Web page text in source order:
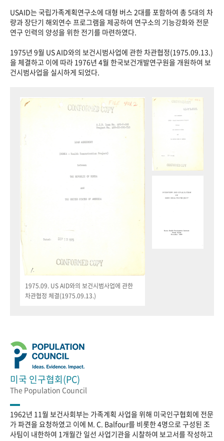
USAID는 국립가족계획연구소에 대형 버스 2대를 포함하여 총 5대의 차
량과 장단기 해외연수 프로그램을 제공하여 연구소의 기능강화와 전문
연구 인력의 양성을 위한 전기를 마련하였다.
1975년 9월 US AID와의 보건시범사업에 관한 차관협정(1975.09.13.)
을 체결하고 이에 따라 1976년 4월 한국보건개발연구원을 개원하여 보
건시범사업을 실시하게 되었다.
1975.09. US AID와의 보건시범사업에 관한
차관협정 체결(1975.09.13.)
미국 인구협회(PC)
The Population Council
1962년 11월 보건사회부는 가족계획 사업을 위해 미국인구협회에 전문
가 파견을 요청하였고 이에 M. C. Balfour를 비롯한 4명으로 구성된 조
사팀이 내한하여 1개월간 일선 사업기관을 시찰하여 보고서를 작성하고